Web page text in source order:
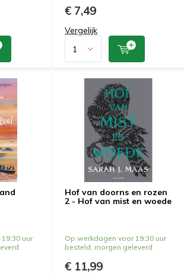
€ 7,49
Vergelijk
uur
Hof van doorns en rozen
2 - Hof van mist en woede
Op werkdagen voor 19:30 uur
besteld, morgen geleverd
€ 11,99